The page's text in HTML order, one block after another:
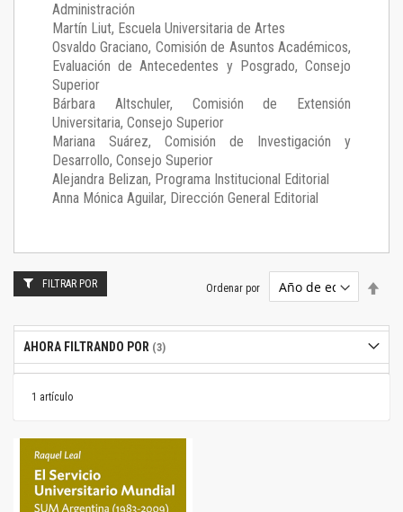
Administración
Martín Liut, Escuela Universitaria de Artes
Osvaldo Graciano, Comisión de Asuntos Académicos,
Evaluación de Antecedentes y Posgrado, Consejo
Superior
Bárbara Altschuler, Comisión de Extensión
Universitaria, Consejo Superior
Mariana Suárez, Comisión de Investigación y
Desarrollo, Consejo Superior
Alejandra Belizan, Programa Institucional Editorial
Anna Mónica Aguilar, Dirección General Editorial
1 artículo
Ordenar por
FILTRAR POR
AHORA FILTRANDO POR